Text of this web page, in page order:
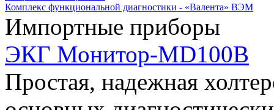
Комплекс функциональной диагностики - «Валента» ВЭМ
Импортные приборы
ЭКГ Монитор-MD100B
Простая, надежная